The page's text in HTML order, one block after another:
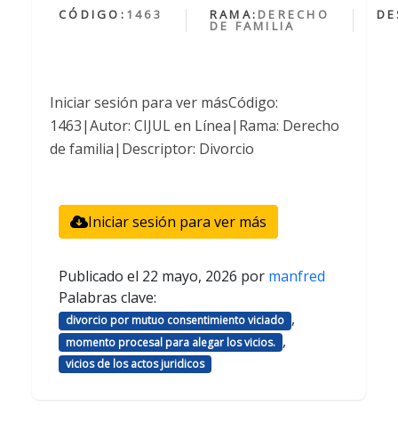
CÓDIGO: 1463 RAMA: DERECHO
DE FAMILIA
Iniciar sesión para ver másCódigo:
1463|Autor: CIJUL en Línea|Rama: Derecho
de familia|Descriptor: Divorcio
Iniciar sesión para ver más
Publicado el 22 mayo, 2026 por manfred
Palabras clave:
divorcio por mutuo consentimiento viciado ,
momento procesal para alegar los vicios. ,
vicios de los actos juridicos